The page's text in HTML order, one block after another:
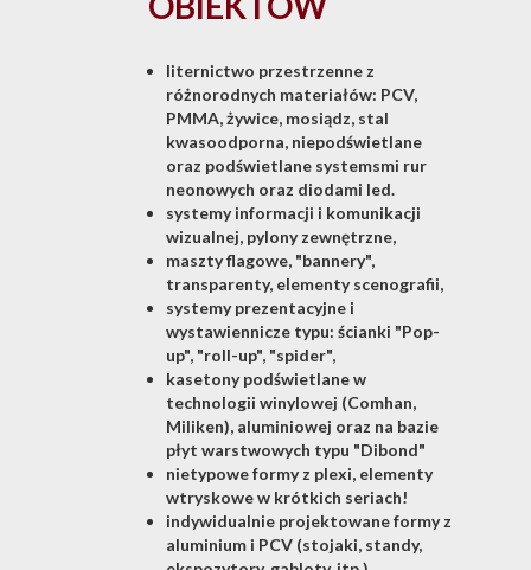
liternictwo przestrzenne z
różnorodnych materiałów: PCV,
PMMA, żywice, mosiądz, stal
kwasoodporna, niepodświetlane
oraz podświetlane systemsmi rur
neonowych oraz diodami led.
systemy informacji i komunikacji
wizualnej, pylony zewnętrzne,
maszty flagowe, "bannery",
transparenty, elementy scenografii,
systemy prezentacyjne i
wystawiennicze typu: ścianki "Pop-
up", "roll-up", "spider",
kasetony podświetlane w
technologii winylowej (Comhan,
Miliken), aluminiowej oraz na bazie
płyt warstwowych typu "Dibond"
nietypowe formy z plexi, elementy
wtryskowe w krótkich seriach!
indywidualnie projektowane formy z
aluminium i PCV (stojaki, standy,